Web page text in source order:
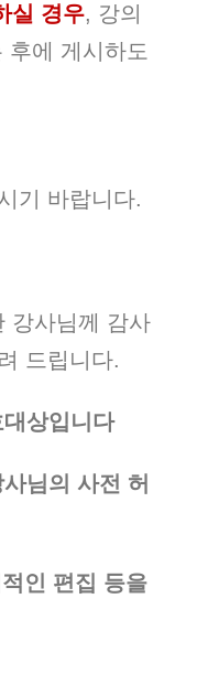
실 경우, 강의
후에 게시하도
기 바랍니다.
강사님께 감사
드립니다.
상입니다
님의 사전 허
인 편집 등을